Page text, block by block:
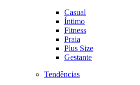
Casual
Íntimo
Fitness
Praia
Plus Size
Gestante
Tendências